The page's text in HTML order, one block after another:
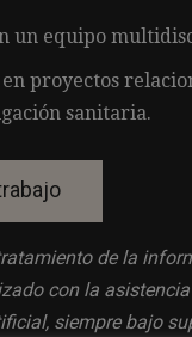
un equipo
proyectos
sanitaria.
de la
con la
siempre bajo